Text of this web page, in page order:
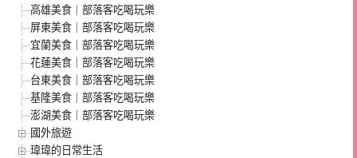
高雄美食｜部落客吃喝玩樂
屏東美食｜部落客吃喝玩樂
宜蘭美食｜部落客吃喝玩樂
花蓮美食｜部落客吃喝玩樂
台東美食｜部落客吃喝玩樂
基隆美食｜部落客吃喝玩樂
澎湖美食｜部落客吃喝玩樂
國外旅遊
瑋瑋的日常生活